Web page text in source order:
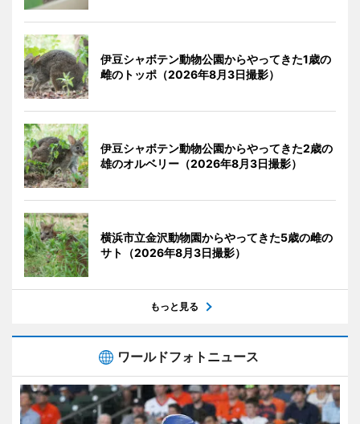
伊豆シャボテン動物公園からやってきた1歳の
雌のトッポ（2026年8月3日撮影）
伊豆シャボテン動物公園からやってきた2歳の
雄のオルベリー（2026年8月3日撮影）
横浜市立金沢動物園からやってきた5歳の雌の
サト（2026年8月3日撮影）
もっと見る
ワールドフォトニュース